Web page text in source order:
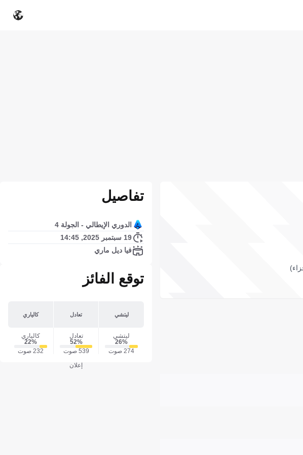
تفاصيل
الدوري الإيطالي - الجولة 4
19 سبتمبر 2025, 14:45
فيا ديل ماري
توقع الفائز
ليتشي تعادل كالياري
ليتشي
26‎%‎
274 صوت
تعادل
52‎%‎
539 صوت
كالياري
22‎%‎
232 صوت
إعلان